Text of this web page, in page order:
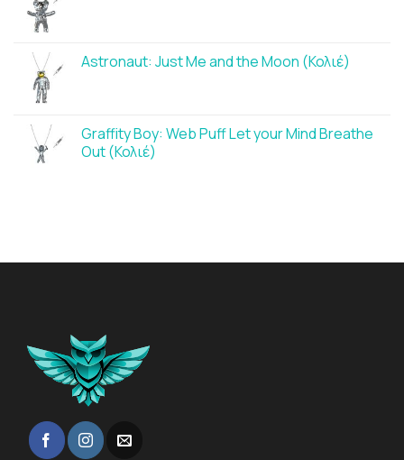
Astronaut: Just Me and the Moon (Κολιέ)
Graffity Boy: Web Puff Let your Mind Breathe
Out (Κολιέ)